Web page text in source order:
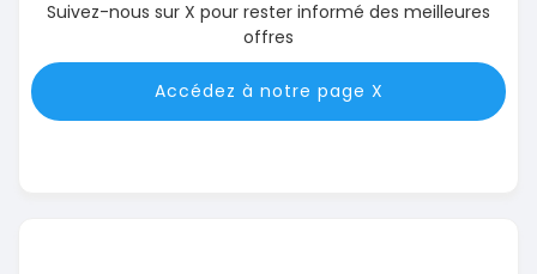
Suivez-nous sur X pour rester informé des meilleures
offres
Accédez à notre page X